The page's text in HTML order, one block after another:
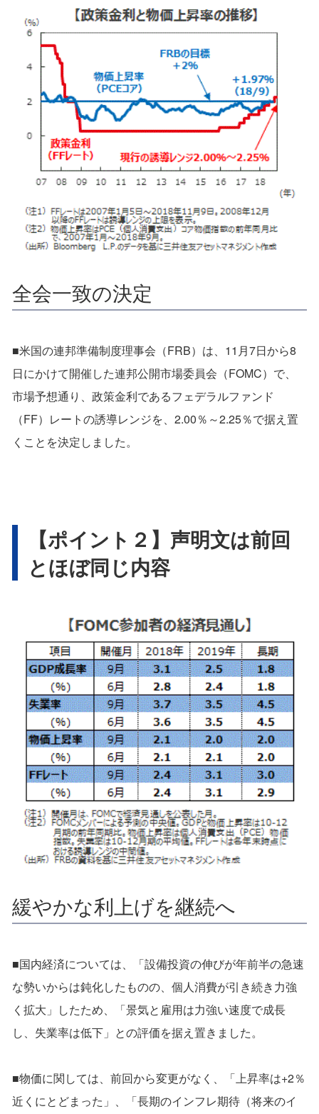
全会一致の決定
■米国の連邦準備制度理事会（FRB）は、11月7日から8
日にかけて開催した連邦公開市場委員会（FOMC）で、
市場予想通り、政策金利であるフェデラルファンド
（FF）レートの誘導レンジを、2.00％～2.25％で据え置
くことを決定しました。
【ポイント２】声明文は前回
とほぼ同じ内容
緩やかな利上げを継続へ
■国内経済については、「設備投資の伸びが年前半の急速
な勢いからは鈍化したものの、個人消費が引き続き力強
く拡大」したため、「景気と雇用は力強い速度で成長
し、失業率は低下」との評価を据え置きました。
■物価に関しては、前回から変更がなく、「上昇率は+2％
近くにとどまった」、「長期のインフレ期待（将来のイ